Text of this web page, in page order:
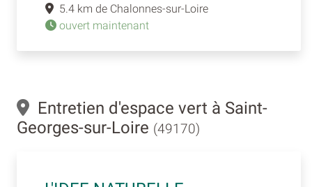
5.4 km de Chalonnes-sur-Loire
ouvert maintenant
Entretien d'espace vert à Saint-
Georges-sur-Loire (49170)